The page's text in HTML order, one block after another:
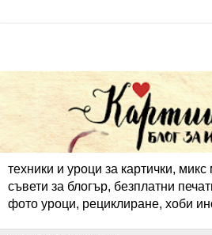
техники и уроци за картички,
съвети за блогър, безплатни
фото уроци, рециклиране, хоби